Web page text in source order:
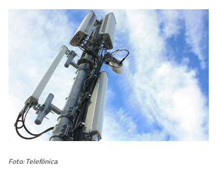
Foto: Telefónica